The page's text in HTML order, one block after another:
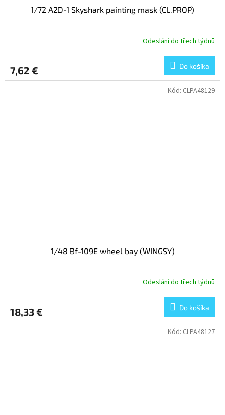
1/72 A2D-1 Skyshark painting mask (CL.PROP)
Odeslání do třech týdnů
7,62 € Do košíka
1/48 Bf-109E wheel bay (WINGSY)
Odeslání do třech týdnů
18,33 € Do košíka
Kód: CLPA48129
Kód: CLPA48127